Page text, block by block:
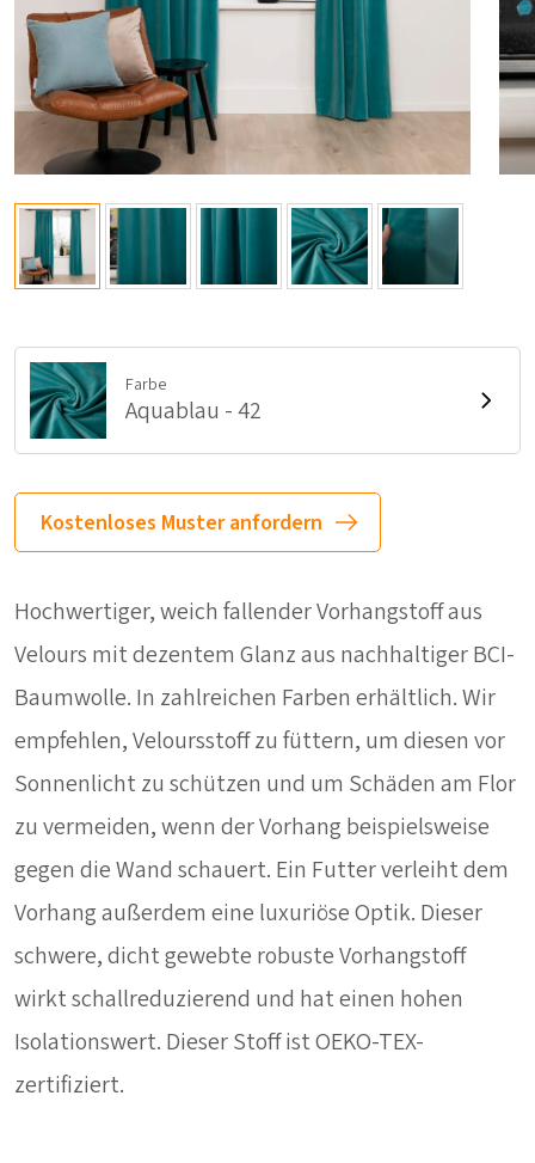
Farbe
Aquablau - 42
Kostenloses Muster anfordern
Hochwertiger, weich fallender Vorhangstoff aus
Velours mit dezentem Glanz aus nachhaltiger BCI-
Baumwolle. In zahlreichen Farben erhältlich. Wir
empfehlen, Veloursstoff zu füttern, um diesen vor
Sonnenlicht zu schützen und um Schäden am Flor
zu vermeiden, wenn der Vorhang beispielsweise
gegen die Wand schauert. Ein Futter verleiht dem
Vorhang außerdem eine luxuriöse Optik. Dieser
schwere, dicht gewebte robuste Vorhangstoff
wirkt schallreduzierend und hat einen hohen
Isolationswert. Dieser Stoff ist OEKO-TEX-
zertifiziert.